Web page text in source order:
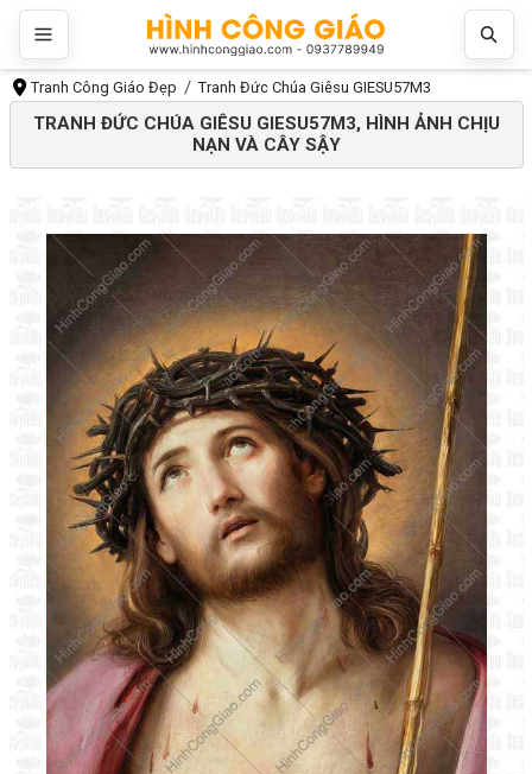
Tranh Công Giáo Đẹp Tranh Đức Chúa Giêsu GIESU57M3
TRANH ĐỨC CHÚA GIÊSU GIESU57M3, HÌNH ẢNH CHỊU
NẠN VÀ CÂY SẬY